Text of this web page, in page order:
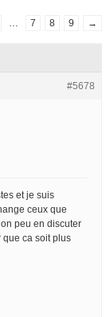
7 8 9 →
#5678
et je suis
ceux que
peu en discuter
ca soit plus